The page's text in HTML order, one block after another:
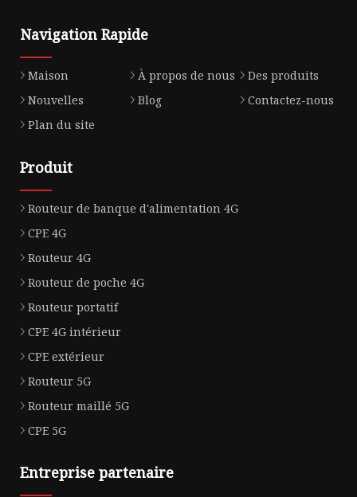
Navigation Rapide
Maison À propos de nous
Des produits
Nouvelles
Blog
Contactez-nous
Plan du site
Produit
Routeur de banque d'alimentation 4G
CPE 4G
Routeur 4G
Routeur de poche 4G
Routeur portatif
CPE 4G intérieur
CPE extérieur
Routeur 5G
Routeur maillé 5G
CPE 5G
Entreprise partenaire